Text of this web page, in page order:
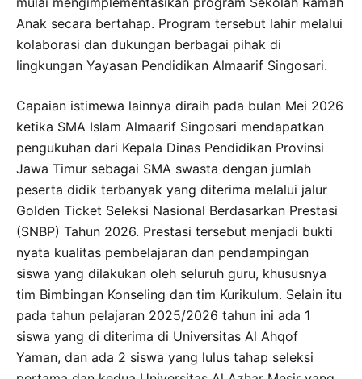
Anak secara bertahap. Program tersebut lahir melalui
kolaborasi dan dukungan berbagai pihak di
lingkungan Yayasan Pendidikan Almaarif Singosari.
Capaian istimewa lainnya diraih pada bulan Mei 2026
ketika SMA Islam Almaarif Singosari mendapatkan
pengukuhan dari Kepala Dinas Pendidikan Provinsi
Jawa Timur sebagai SMA swasta dengan jumlah
peserta didik terbanyak yang diterima melalui jalur
Golden Ticket Seleksi Nasional Berdasarkan Prestasi
(SNBP) Tahun 2026. Prestasi tersebut menjadi bukti
nyata kualitas pembelajaran dan pendampingan
siswa yang dilakukan oleh seluruh guru, khususnya
tim Bimbingan Konseling dan tim Kurikulum. Selain itu
pada tahun pelajaran 2025/2026 tahun ini ada 1
siswa yang di diterima di Universitas Al Ahqof
Yaman, dan ada 2 siswa yang lulus tahap seleksi